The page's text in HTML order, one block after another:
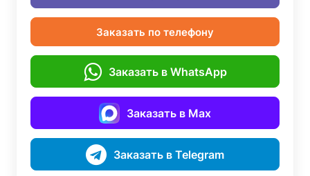
Заказать по телефону
Заказать в WhatsApp
Заказать в Max
Заказать в Telegram